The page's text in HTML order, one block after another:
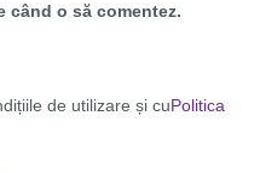
când o să comentez.
de utilizare și cuPolitica